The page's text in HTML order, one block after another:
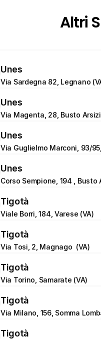
Altri
Unes
Via Sardegna 82, Legnano
Unes
Via Magenta, 28, Busto
Unes
Via Guglielmo Marconi, 93/
Unes
Corso Sempione, 194 , Busto
Tigotà
Viale Borri, 184, Varese (VA)
Tigotà
Via Tosi, 2, Magnago  (VA)
Tigotà
Via Torino, Samarate (VA)
Tigotà
Via Milano, 156, Somma
Tigotà